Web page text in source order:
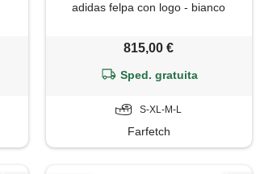
adidas felpa con logo - bianco
815,00 €
Sped. gratuita
S-XL-M-L
Farfetch